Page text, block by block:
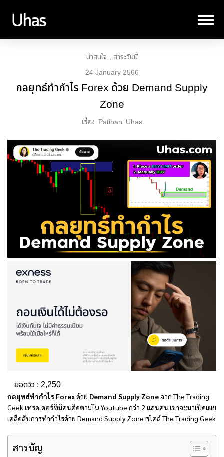
น่าสนใจ
สาระวันนี้
24 January 2566
กลยุทธ์ทำกำไร Forex ด้วย Demand Supply
Zone
เรื่อง Patihan Uhas
ยอดวิว : 2,250
กลยุทธ์ทำกำไร Forexด้วย Demand Supply Zoneจาก The Trading
Geek เทรดเดอร์ที่มีคนติดตามใน Youtube กว่า 2 แสนคน เขาจะมาเปิดเผย
เคล็ดลับการทำกำไรด้วย Demand Supply Zone สไตล์ The Trading Geek
สารบัญ